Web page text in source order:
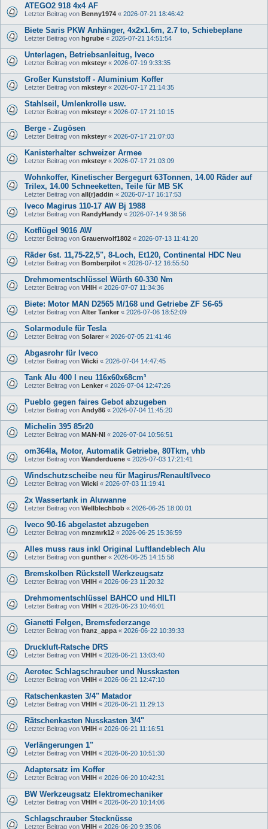
ATEGO2 918 4x4 AF
Letzter Beitrag von Benny1974 « 2026-07-21 18:46:42
Biete Saris PKW Anhänger, 4x2x1.6m, 2.7 to, Schiebeplane
Letzter Beitrag von hgrube « 2026-07-21 14:51:54
Unterlagen, Betriebsanleitug, Iveco
Letzter Beitrag von mksteyr « 2026-07-19 9:33:35
Großer Kunststoff - Aluminium Koffer
Letzter Beitrag von mksteyr « 2026-07-17 21:14:35
Stahlseil, Umlenkrolle usw.
Letzter Beitrag von mksteyr « 2026-07-17 21:10:15
Berge - Zugösen
Letzter Beitrag von mksteyr « 2026-07-17 21:07:03
Kanisterhalter schweizer Armee
Letzter Beitrag von mksteyr « 2026-07-17 21:03:09
Wohnkoffer, Kinetischer Bergegurt 63Tonnen, 14.00 Räder auf
Trilex, 14.00 Schneeketten, Teile für MB SK
Letzter Beitrag von all(r)addin « 2026-07-17 16:17:53
Iveco Magirus 110-17 AW Bj 1988
Letzter Beitrag von RandyHandy « 2026-07-14 9:38:56
Kotflügel 9016 AW
Letzter Beitrag von Grauerwolf1802 « 2026-07-13 11:41:20
Räder 6st. 11,75-22,5", 8-Loch, Et120, Continental HDC Neu
Letzter Beitrag von Bomberpilot « 2026-07-12 16:55:50
Drehmomentschlüssel Würth 60-330 Nm
Letzter Beitrag von VHIH « 2026-07-07 11:34:36
Biete: Motor MAN D2565 M/168 und Getriebe ZF S6-65
Letzter Beitrag von Alter Tanker « 2026-07-06 18:52:09
Solarmodule für Tesla
Letzter Beitrag von Solarer « 2026-07-05 21:41:46
Abgasrohr für Iveco
Letzter Beitrag von Wicki « 2026-07-04 14:47:45
Tank Alu 400 l neu 116x60x68cm³
Letzter Beitrag von Lenker « 2026-07-04 12:47:26
Pueblo gegen faires Gebot abzugeben
Letzter Beitrag von Andy86 « 2026-07-04 11:45:20
Michelin 395 85r20
Letzter Beitrag von MAN-NI « 2026-07-04 10:56:51
om364la, Motor, Automatik Getriebe, 80Tkm, vhb
Letzter Beitrag von Wanderduene « 2026-07-03 17:21:41
Windschutzscheibe neu für Magirus/Renault/Iveco
Letzter Beitrag von Wicki « 2026-07-03 11:19:41
2x Wassertank in Aluwanne
Letzter Beitrag von Wellblechbob « 2026-06-25 18:00:01
Iveco 90-16 abgelastet abzugeben
Letzter Beitrag von mnzmrk12 « 2026-06-25 15:36:59
Alles muss raus inkl Original Luftlandeblech Alu
Letzter Beitrag von gunther « 2026-06-25 14:15:58
Bremskolben Rückstell Werkzeugsatz
Letzter Beitrag von VHIH « 2026-06-23 11:20:32
Drehmomentschlüssel BAHCO und HILTI
Letzter Beitrag von VHIH « 2026-06-23 10:46:01
Gianetti Felgen, Bremsfederzange
Letzter Beitrag von franz_appa « 2026-06-22 10:39:33
Druckluft-Ratsche DRS
Letzter Beitrag von VHIH « 2026-06-21 13:03:40
Aerotec Schlagschrauber und Nusskasten
Letzter Beitrag von VHIH « 2026-06-21 12:47:10
Ratschenkasten 3/4" Matador
Letzter Beitrag von VHIH « 2026-06-21 11:29:13
Rätschenkasten Nusskasten 3/4"
Letzter Beitrag von VHIH « 2026-06-21 11:16:51
Verlängerungen 1"
Letzter Beitrag von VHIH « 2026-06-20 10:51:30
Adaptersatz im Koffer
Letzter Beitrag von VHIH « 2026-06-20 10:42:31
BW Werkzeugsatz Elektromechaniker
Letzter Beitrag von VHIH « 2026-06-20 10:14:06
Schlagschrauber Stecknüsse
Letzter Beitrag von VHIH « 2026-06-20 9:35:06